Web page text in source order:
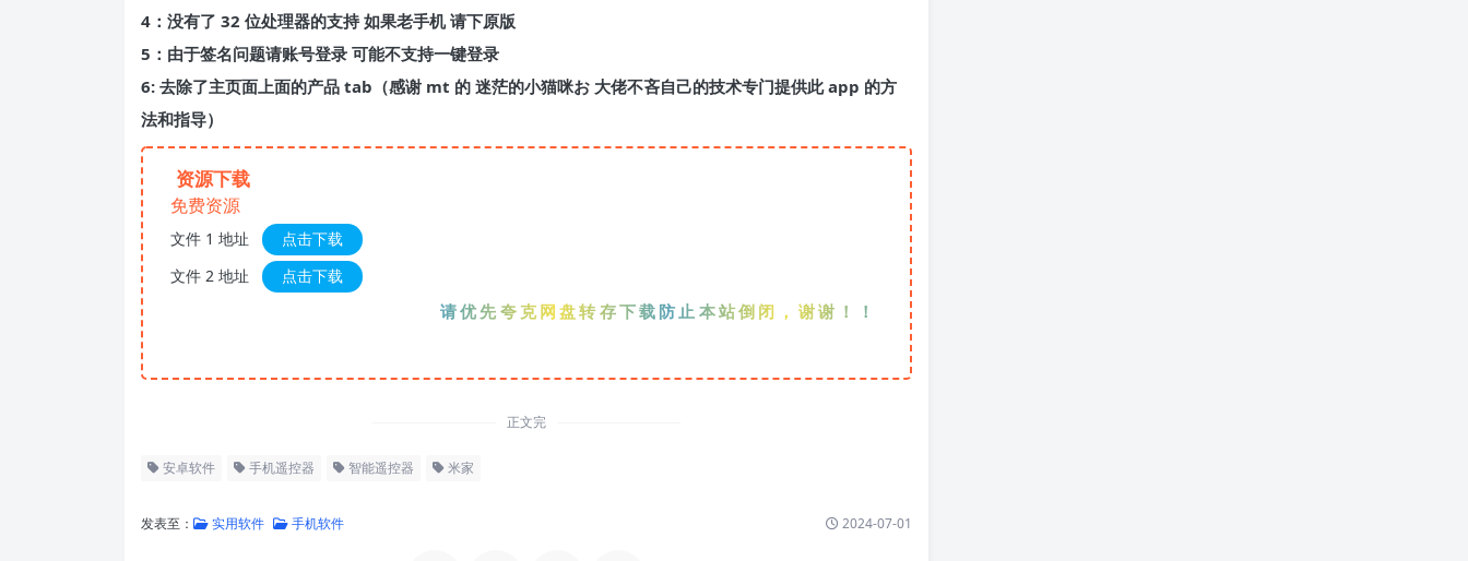
4：没有了 32 位处理器的支持 如果老手机 请下原版
5：由于签名问题请账号登录 可能不支持一键登录
6: 去除了主页面上面的产品 tab（感谢 mt 的 迷茫的小猫咪お 大佬不吝自己的技术专门提供此 app 的方
法和指导）
资源下载
免费资源
文件 1 地址
点击下载
文件 2 地址
点击下载
请优先夸克网盘转存下载防止本站倒闭，谢谢！！！
正文完
安卓软件 手机遥控器 智能遥控器 米家
发表至： 实用软件 手机软件 2024-07-01